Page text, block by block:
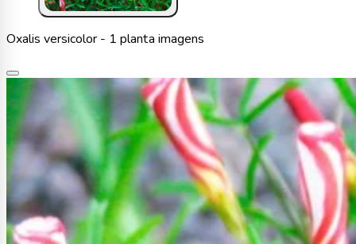
Oxalis versicolor - 1 planta imagens